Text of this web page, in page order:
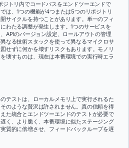
ジトリ内でコードパスをエンドツーエンドで
は、1つの機能が4つまたは5つのリポジトリ
サイクルを持つことがあります。単一のフィ
わたる調整が発生します。1つのサービスを
APIのバージョン設定、ロールアウトの管理
なる技術スタックを使って異なるマイクロサ
せずに何かを壊すリスクもあります。モノリ
壊すものは、現在は本番環境での実行時エラ
テストは、ローカルメモリ上で実行されるた
のような贅沢は許されません。真の信頼を得
た統合とエンドツーエンドのテストが必要で
く、より脆く、本番環境に似たステージング
質的に倍増させ、フィードバックループを遅